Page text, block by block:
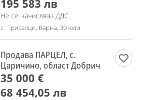
195 583 лв
Не се начислява ДДС
с. Приселци, Варна, 30 юли
Продава ПАРЦЕЛ, с.
Царичино, област Добрич
35 000 €
68 454,05 лв